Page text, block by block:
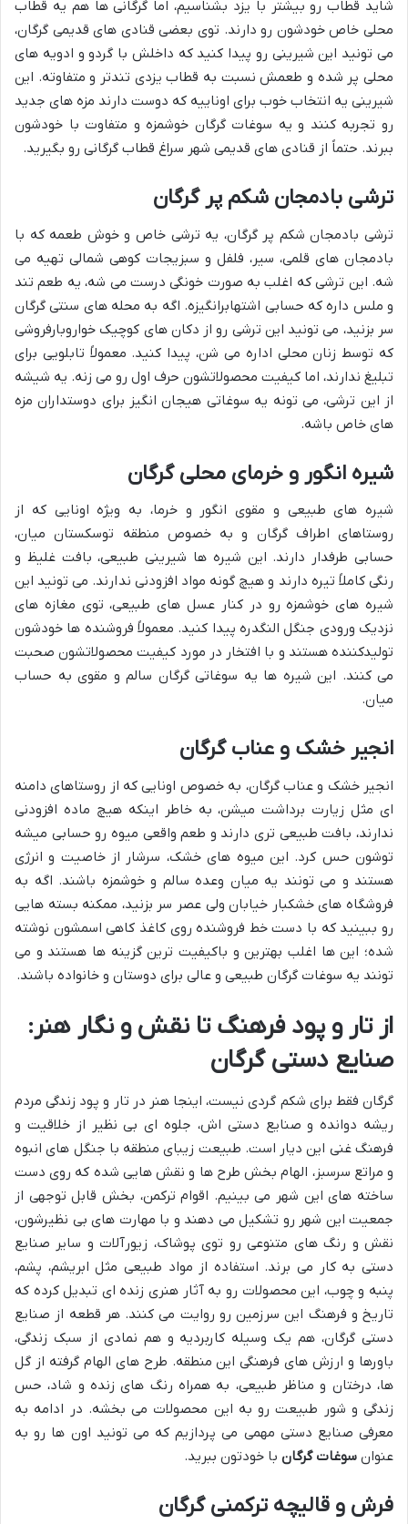
شاید قطاب رو بیشتر با یزد بشناسیم، اما گرگانی ها هم یه قطاب
محلی خاص خودشون رو دارند. توی بعضی قنادی های قدیمی گرگان،
می تونید این شیرینی رو پیدا کنید که داخلش با گردو و ادویه های
محلی پر شده و طعمش نسبت به قطاب یزدی تندتر و متفاوته. این
شیرینی یه انتخاب خوب برای اوناییه که دوست دارند مزه های جدید
رو تجربه کنند و یه سوغات گرگان خوشمزه و متفاوت با خودشون
ببرند. حتماً از قنادی های قدیمی شهر سراغ قطاب گرگانی رو بگیرید.
ترشی بادمجان شکم پر گرگان
ترشی بادمجان شکم پر گرگان، یه ترشی خاص و خوش طعمه که با
بادمجان های قلمی، سیر، فلفل و سبزیجات کوهی شمالی تهیه می
شه. این ترشی که اغلب به صورت خونگی درست می شه، یه طعم تند
و ملس داره که حسابی اشتهابرانگیزه. اگه به محله های سنتی گرگان
سر بزنید، می تونید این ترشی رو از دکان های کوچیک خواروبارفروشی
که توسط زنان محلی اداره می شن، پیدا کنید. معمولاً تابلویی برای
تبلیغ ندارند، اما کیفیت محصولاتشون حرف اول رو می زنه. یه شیشه
از این ترشی، می تونه یه سوغاتی هیجان انگیز برای دوستداران مزه
های خاص باشه.
شیره انگور و خرمای محلی گرگان
شیره های طبیعی و مقوی انگور و خرما، به ویژه اونایی که از
روستاهای اطراف گرگان و به خصوص منطقه توسکستان میان،
حسابی طرفدار دارند. این شیره ها شیرینی طبیعی، بافت غلیظ و
رنگی کاملاً تیره دارند و هیچ گونه مواد افزودنی ندارند. می تونید این
شیره های خوشمزه رو در کنار عسل های طبیعی، توی مغازه های
نزدیک ورودی جنگل النگدره پیدا کنید. معمولاً فروشنده ها خودشون
تولیدکننده هستند و با افتخار در مورد کیفیت محصولاتشون صحبت
می کنند. این شیره ها یه سوغاتی گرگان سالم و مقوی به حساب
میان.
انجیر خشک و عناب گرگان
انجیر خشک و عناب گرگان، به خصوص اونایی که از روستاهای دامنه
ای مثل زیارت برداشت میشن، به خاطر اینکه هیچ ماده افزودنی
ندارند، بافت طبیعی تری دارند و طعم واقعی میوه رو حسابی میشه
توشون حس کرد. این میوه های خشک، سرشار از خاصیت و انرژی
هستند و می تونند یه میان وعده سالم و خوشمزه باشند. اگه به
فروشگاه های خشکبار خیابان ولی عصر سر بزنید، ممکنه بسته هایی
رو ببینید که با دست خط فروشنده روی کاغذ کاهی اسمشون نوشته
شده؛ این ها اغلب بهترین و باکیفیت ترین گزینه ها هستند و می
تونند یه سوغات گرگان طبیعی و عالی برای دوستان و خانواده باشند.
از تار و پود فرهنگ تا نقش و نگار هنر:
صنایع دستی گرگان
گرگان فقط برای شکم گردی نیست، اینجا هنر در تار و پود زندگی مردم
ریشه دوانده و صنایع دستی اش، جلوه ای بی نظیر از خلاقیت و
فرهنگ غنی این دیار است. طبیعت زیبای منطقه با جنگل های انبوه
و مراتع سرسبز، الهام بخش طرح ها و نقش هایی شده که روی دست
ساخته های این شهر می بینیم. اقوام ترکمن، بخش قابل توجهی از
جمعیت این شهر رو تشکیل می دهند و با مهارت های بی نظیرشون،
نقش و رنگ های متنوعی رو توی پوشاک، زیورآلات و سایر صنایع
دستی به کار می برند. استفاده از مواد طبیعی مثل ابریشم، پشم،
پنبه و چوب، این محصولات رو به آثار هنری زنده ای تبدیل کرده که
تاریخ و فرهنگ این سرزمین رو روایت می کنند. هر قطعه از صنایع
دستی گرگان، هم یک وسیله کاربردیه و هم نمادی از سبک زندگی،
باورها و ارزش های فرهنگی این منطقه. طرح های الهام گرفته از گل
ها، درختان و مناظر طبیعی، به همراه رنگ های زنده و شاد، حس
زندگی و شور طبیعت رو به این محصولات می بخشه. در ادامه به
معرفی صنایع دستی مهمی می پردازیم که می تونید اون ها رو به
عنوان سوغات گرگان با خودتون ببرید.
فرش و قالیچه ترکمنی گرگان